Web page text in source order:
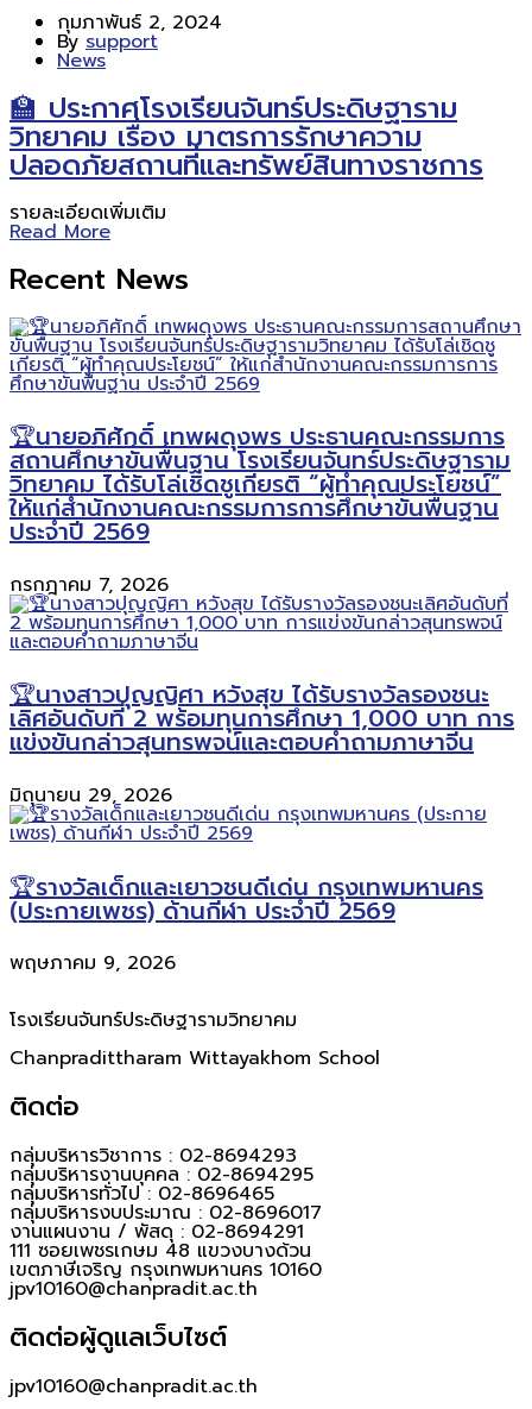
กุมภาพันธ์ 2, 2024
By support
News
🏫 ประกาศโรงเรียนจันทร์ประดิษฐาราม
วิทยาคม เรื่อง มาตรการรักษาความ
ปลอดภัยสถานที่และทรัพย์สินทางราชการ
รายละเอียดเพิ่มเติม
Read More
Recent News
🏆นายอภิศักดิ์ เทพผดุงพร ประธานคณะกรรมการ
สถานศึกษาขั้นพื้นฐาน โรงเรียนจันทร์ประดิษฐาราม
วิทยาคม ได้รับโล่เชิดชูเกียรติ “ผู้ทำคุณประโยชน์”
ให้แก่สำนักงานคณะกรรมการการศึกษาขั้นพื้นฐาน
ประจำปี 2569
กรกฎาคม 7, 2026
🏆นางสาวปุญญิศา หวังสุข ได้รับรางวัลรองชนะ
เลิศอันดับที่ 2 พร้อมทุนการศึกษา 1,000 บาท การ
แข่งขันกล่าวสุนทรพจน์และตอบคำถามภาษาจีน
มิถุนายน 29, 2026
🏆รางวัลเด็กและเยาวชนดีเด่น กรุงเทพมหานคร
(ประกายเพชร) ด้านกีฬา ประจำปี 2569
พฤษภาคม 9, 2026
โรงเรียนจันทร์ประดิษฐารามวิทยาคม
Chanpradittharam Wittayakhom School
ติดต่อ
กลุ่มบริหารวิชาการ : 02-8694293
กลุ่มบริหารงานบุคคล : 02-8694295
กลุ่มบริหารทั่วไป : 02-8696465
กลุ่มบริหารงบประมาณ : 02-8696017
งานแผนงาน / พัสดุ : 02-8694291
111 ซอยเพชรเกษม 48 แขวงบางด้วน
เขตภาษีเจริญ กรุงเทพมหานคร 10160
jpv10160@chanpradit.ac.th
ติดต่อผู้ดูแลเว็บไซต์
jpv10160@chanpradit.ac.th